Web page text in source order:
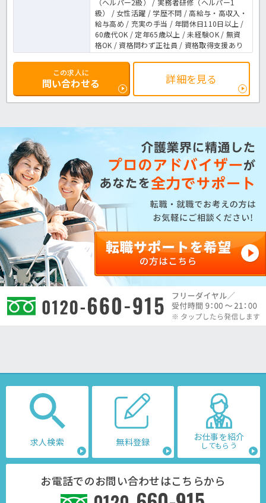
級） / 女性活躍 / 学歴不問 / 高給与・高収入・
給与高め / 充実の手当 / 年間休日110日以上 /
60歳代OK / 定年65歳以上 / 未経験OK / 無資
格OK / 資格問わず正社員 / 資格取得支援あり
この求人に
問い合わせる 詳細を見る
求人検索 無料登録 お仕事を紹介
してもらう
お電話でのお問い合わせはこちらから